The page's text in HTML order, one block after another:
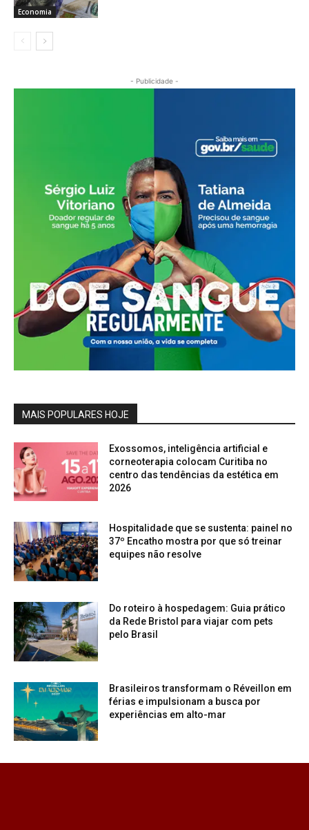
Economia
- Publicidade -
MAIS POPULARES HOJE
Exossomos, inteligência artificial e
corneoterapia colocam Curitiba no
centro das tendências da estética em
2026
Hospitalidade que se sustenta: painel no
37º Encatho mostra por que só treinar
equipes não resolve
Do roteiro à hospedagem: Guia prático
da Rede Bristol para viajar com pets
pelo Brasil
Brasileiros transformam o Réveillon em
férias e impulsionam a busca por
experiências em alto-mar